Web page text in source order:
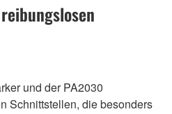
und der PA2030
Schnittstellen, die besonders